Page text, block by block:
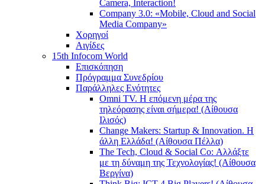
Camera, Interaction!
Company 3.0: «Mobile, Cloud and Social
Media Company»
Χορηγοί
Αιγίδες
15th Infocom World
Επισκόπηση
Πρόγραμμα Συνεδρίου
Παράλληλες Ενότητες
Omni TV. Η επόμενη μέρα της
τηλεόρασης είναι σήμερα! (Αίθουσα
Ιλισός)
Change Makers: Startup & Innovation. Η
άλλη Ελλάδα! (Αίθουσα Πέλλα)
The Tech, Cloud & Social Co: Αλλάξτε
με τη δύναμη της Τεχνολογίας! (Αίθουσα
Βεργίνα)